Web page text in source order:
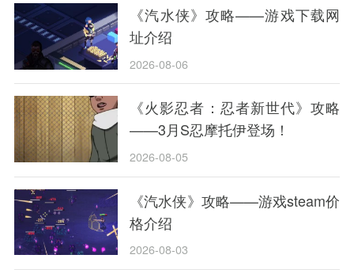
实的足球比赛规
则为蓝本，让众
多玩家也能在虚
拟的游......
们的好评，其丰
富的玩法和剧
《汽水侠》攻略——游戏下载网
址介绍
2026-08-06
《火影忍者：忍者新世代》攻略
——3月S忍摩托伊登场！
2026-08-05
《汽水侠》攻略——游戏steam价
格介绍
2026-08-03